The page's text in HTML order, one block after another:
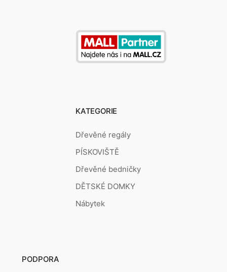
KATEGORIE
Dřevěné regály
PÍSKOVIŠTĚ
Dřevěné bedničky
DĚTSKÉ DOMKY
Nábytek
PODPORA